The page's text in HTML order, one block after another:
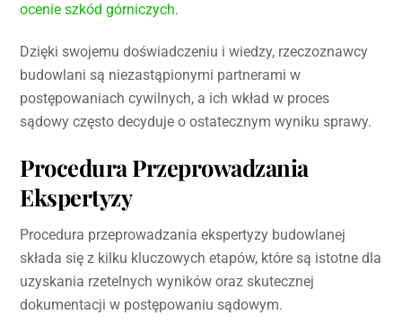
ocenie szkód górniczych.
Dzięki swojemu doświadczeniu i wiedzy, rzeczoznawcy
budowlani są niezastąpionymi partnerami w
postępowaniach cywilnych, a ich wkład w proces
sądowy często decyduje o ostatecznym wyniku sprawy.
Procedura Przeprowadzania
Ekspertyzy
Procedura przeprowadzania ekspertyzy budowlanej
składa się z kilku kluczowych etapów, które są istotne dla
uzyskania rzetelnych wyników oraz skutecznej
dokumentacji w postępowaniu sądowym.